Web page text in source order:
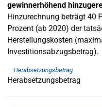
gewinnerhöhend
Hinzurechnung beträgt 40
Prozent (ab 2020) der
Herstellungskosten
Investitionsabzugsbetrag).
Herabsetzungsbetrag
Herabsetzungsbetrag